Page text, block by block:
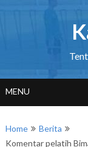
MENU
Home
Berita
Komentar pelatih